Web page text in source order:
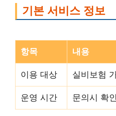
기본 서비스 정보
항목 내용
이용 대상 실비보험
운영 시간 문의시 확